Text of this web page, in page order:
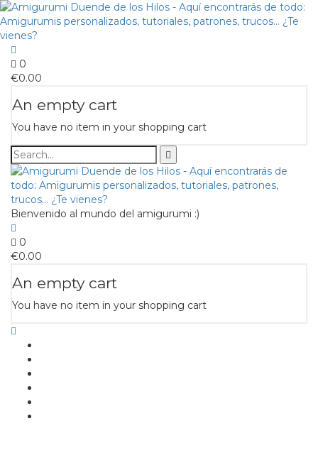
0
€0.00
An empty cart
You have no item in your shopping cart
Bienvenido al mundo del amigurumi :)
0
€0.00
An empty cart
You have no item in your shopping cart